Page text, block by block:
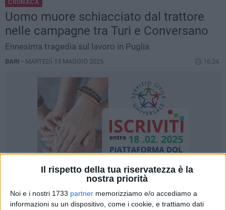
Il rispetto della tua riservatezza è la
nostra priorità
Noi e i nostri 1733 partner memorizziamo e/o accediamo a
informazioni su un dispositivo, come i cookie, e trattiamo dati
CRONACA
Uomo muore schiacciato dal trattore
nelle campagne tra Turi e Conversano
Ennesima tragedia sul lavoro in Puglia
BARI - MARTEDÌ 13 MAGGIO 2025 16.24